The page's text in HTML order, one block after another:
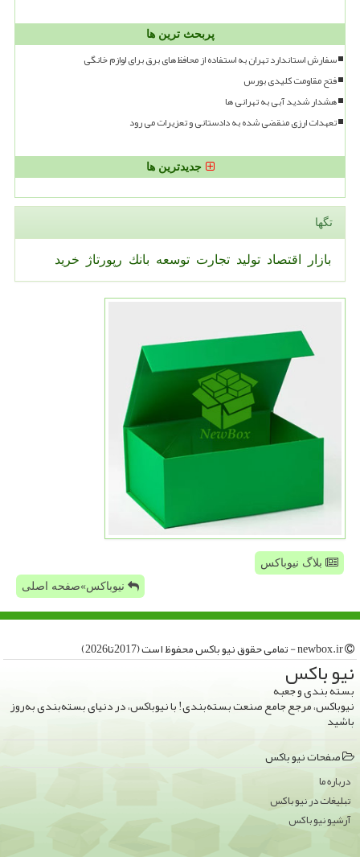
پربحث ترین ها
سفارش استاندارد تهران به استفاده از محافظ های برق برای لوازم خانگی
فتح مقاومت کلیدی بورس
هشدار شدید آبی به تهرانی ها
تعهدات ارزی منقضی شده به دادستانی و تعزیرات می رود
جدیدترین ها
تگها
بازار اقتصاد تولید تجارت توسعه بانك رپورتاژ خرید
بلاگ نیوباکس
نیوباکس»صفحه اصلی
نیو باكس
بسته بندی و جعبه
نیوباکس، مرجع جامع صنعت بسته‌بندی! با نیوباکس، در دنیای بسته‌بندی به‌روز
باشید
صفحات نیو باكس
درباره ما
تبلیغات در نیو باكس
آرشیو نیو باكس